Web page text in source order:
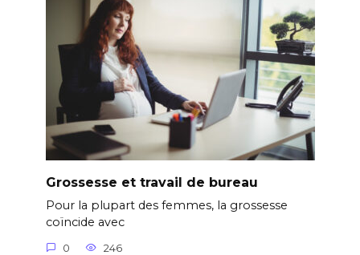
Grossesse et travail de bureau
Pour la plupart des femmes, la grossesse
coïncide avec
0 246